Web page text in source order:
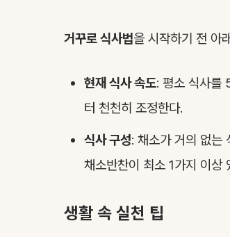
거꾸로 식사법을 시작하기 전 아
현재 식사 속도: 평소 식사를
터 천천히 조정한다.
식사 구성: 채소가 거의 없는
채소반찬이 최소 1가지 이상
생활 속 실천 팁